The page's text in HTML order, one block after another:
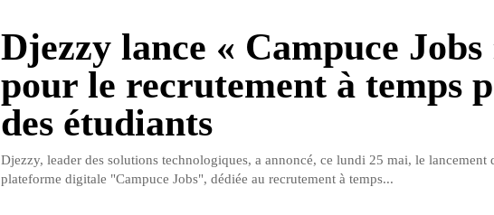
Djezzy lance « Campuce Jobs
pour le recrutement à temps
des étudiants
Djezzy, leader des solutions technologiques, a annoncé, ce lundi 25 mai, le lancement
plateforme digitale "Campuce Jobs", dédiée au recrutement à temps...